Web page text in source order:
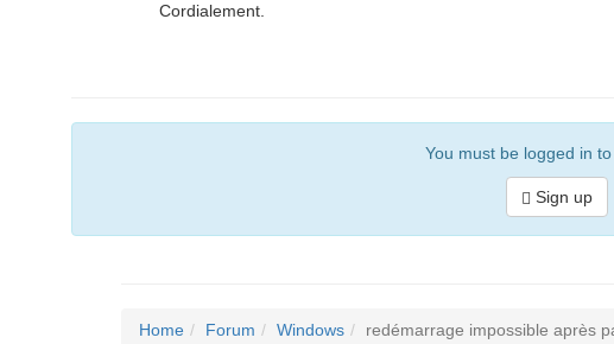
Cordialement.
You must be logged in
Sign up
Home Forum Windows redémarrage impossible après